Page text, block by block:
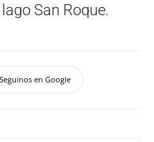
San Roque.
en Google